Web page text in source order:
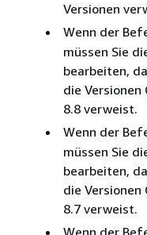
Versionen
Wenn der
müssen Sie
bearbeiten,
die Versionen
8.8 verweist.
Wenn der
müssen Sie
bearbeiten,
die Versionen
8.7 verweist.
Wenn der